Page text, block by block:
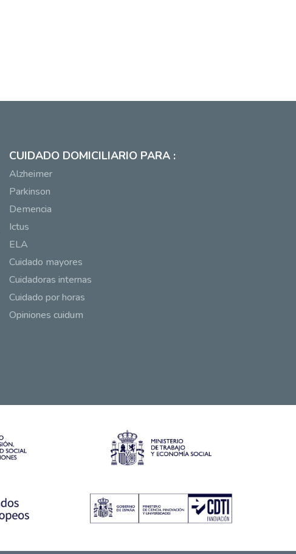
CUIDADO DOMICILIARIO PARA :
Alzheimer
Parkinson
Demencia
Ictus
ELA
Cuidado mayores
Cuidadoras internas
Cuidado por horas
Opiniones cuidum